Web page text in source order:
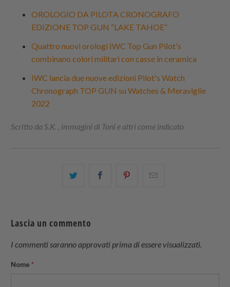
OROLOGIO DA PILOTA CRONOGRAFO
EDIZIONE TOP GUN “LAKE TAHOE”
Quattro nuovi orologi IWC Top Gun Pilot's
combinano colori militari con casse in ceramica
IWC lancia due nuove edizioni Pilot's Watch
Chronograph TOP GUN su Watches & Meraviglie
2022
Scritto da S.K. , immagini di Toni e altri come indicato
Condividi Share
Condividi
Lascia un commento
I commenti saranno approvati prima di essere visualizzati.
Nome *